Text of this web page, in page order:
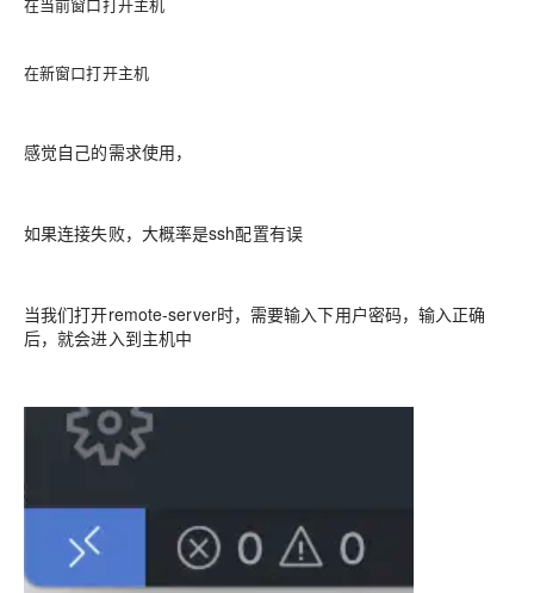
在新窗口打开主机
感觉自己的需求使用，
如果连接失败，大概率是ssh配置有误
当我们打开remote-server时，需要输入下用户密码，输入正确
后，就会进入到主机中